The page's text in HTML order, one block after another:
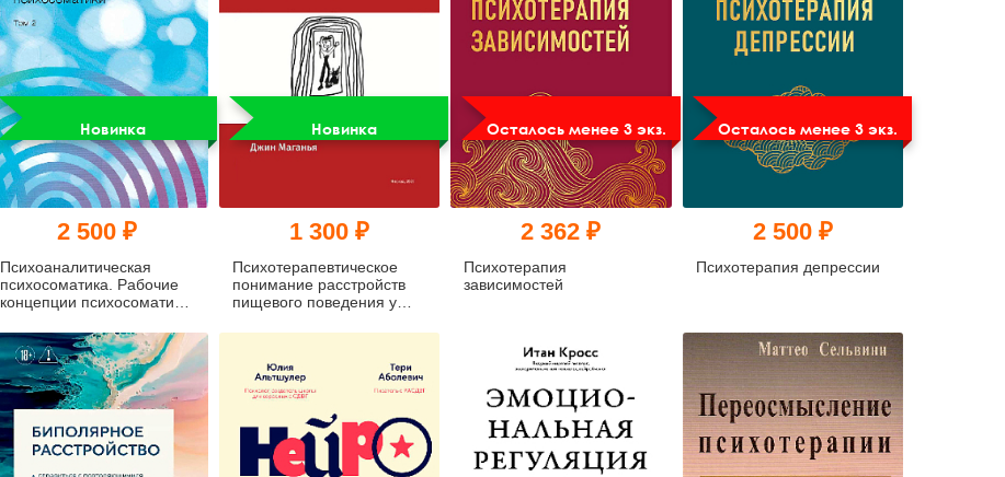
Новинка
2 500 ₽
Психоаналитическая
психосоматика. Рабочие
концепции психосоматики.
Новинка
1 300 ₽
Психотерапевтическое
понимание расстройств
пищевого поведения у
Осталось менее 3 экз.
2 362 ₽
Психотерапия
зависимостей
Осталось менее 3 экз.
2 500 ₽
Психотерапия депрессии